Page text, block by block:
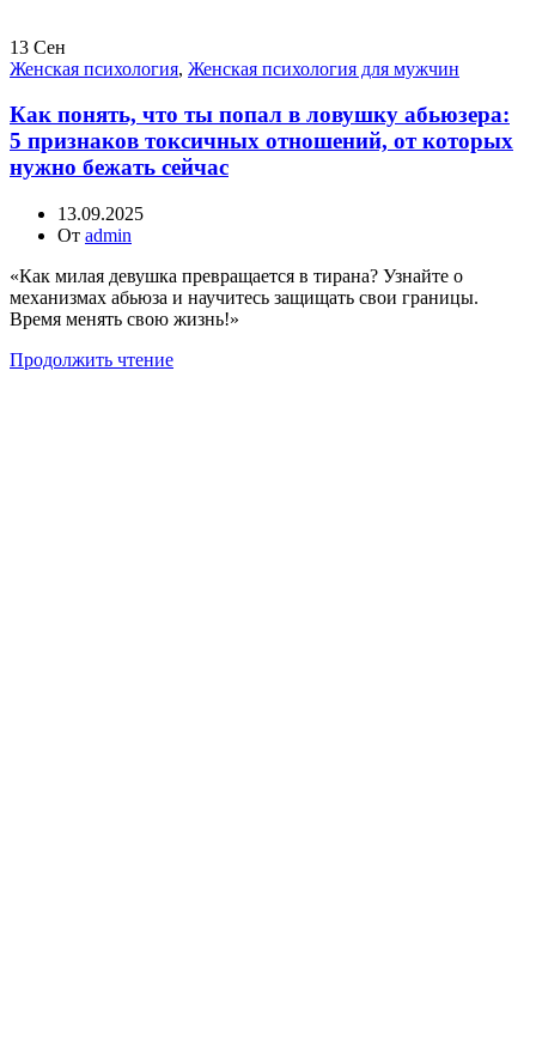
13 Сен
Женская психология, Женская психология для мужчин
Как понять, что ты попал в ловушку абьюзера:
5 признаков токсичных отношений, от которых
нужно бежать сейчас
13.09.2025
От admin
«Как милая девушка превращается в тирана? Узнайте о
механизмах абьюза и научитесь защищать свои границы.
Время менять свою жизнь!»
Продолжить чтение